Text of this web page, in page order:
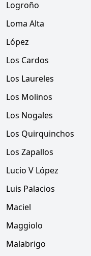
Logroño
Loma Alta
López
Los Cardos
Los Laureles
Los Molinos
Los Nogales
Los Quirquinchos
Los Zapallos
Lucio V López
Luis Palacios
Maciel
Maggiolo
Malabrigo